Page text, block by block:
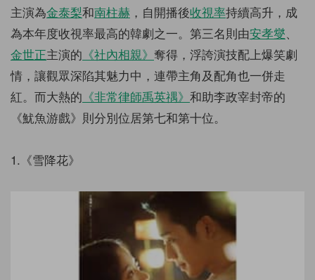
主演為金泰梨和南柱赫 ，自開播後收視率持續高升，成
為本年度收視率最高的韓劇之一。第三名則由安孝燮
金世正主演的 《社內相親》 奪得，浮誇演技配上爆笑劇
情，讓觀眾深陷其魅力中，連帶主角及配角也一併走
紅。而大熱的 《非常律師禹英禑》 和助李政宰封帝的
《魷魚游戲》則分別位居第七和第十位。
1.《雪降花》